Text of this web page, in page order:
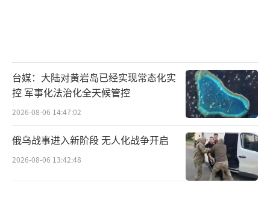
源源不断输送到各舰
台媒：大陆对黄岩岛已经实现常态化实
控 军事化法治化全天候管控
2026-08-06 14:47:02
俄乌战事进入新阶段 无人化战争开启
2026-08-06 13:42:48